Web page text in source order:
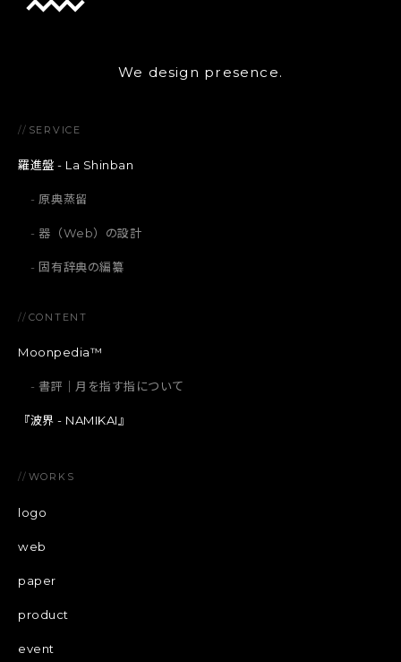
We design presence.
// SERVICE
羅進盤 - La Shinban
原典蒸留
器（Web）の設計
固有辞典の編纂
// CONTENT
Moonpedia™
書評｜月を指す指について
『波界 - NAMIKAI』
// WORKS
logo
web
paper
product
event